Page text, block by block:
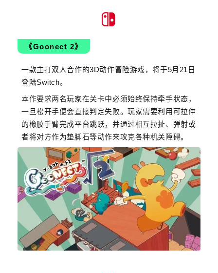
《Goonect 2》
一款主打双人合作的3D动作冒险游戏，将于5月21日
登陆Switch。
本作要求两名玩家在关卡中必须始终保持牵手状态，
一旦松开手便会直接判定失败。玩家需要利用可拉伸
的橡胶手臂完成平台跳跃，并通过相互拉扯、弹射或
者将对方作为垫脚石等动作来攻克各种机关障碍。